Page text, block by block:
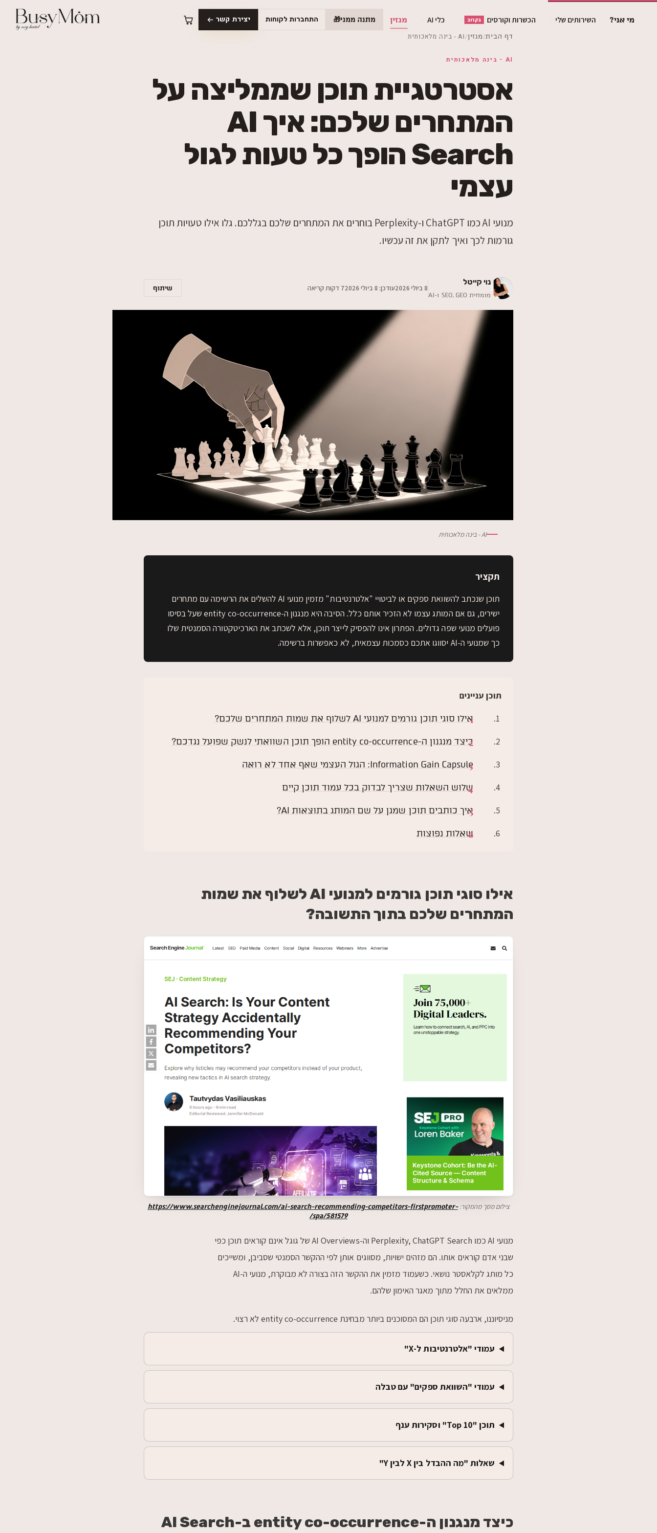
מי אני? השירותים שלי הכשרות וקורסים בקרוב כלי AI מגזין מתנה ממני🎁 התחברות לקוחות יצירת קשר
דף הבית/מגזין/AI - בינה מלאכותית
AI - בינה מלאכותית
אסטרטגיית תוכן שממליצה על
המתחרים שלכם: איך AI
Search הופך כל טעות לגול
עצמי
מנועי AI כמו ChatGPT ו-Perplexity בוחרים את המתחרים שלכם בגללכם. גלו אילו טעויות תוכן
גורמות לכך ואיך לתקן את זה עכשיו.
נוי קייטל
מומחית SEO,‎ GEO ו-AI
8 ביולי 2026 עודכן: 8 ביולי 2026 7 דקות קריאה שיתוף
AI - בינה מלאכותית
תקציר
תוכן שנכתב להשוואת ספקים או לביטויי "אלטרנטיבות" מזמין מנועי AI להשלים את הרשימה עם מתחרים
ישירים, גם אם המותג עצמו לא הזכיר אותם כלל. הסיבה היא מנגנון ה-entity co-occurrence שעל בסיסו
פועלים מנועי שפה גדולים. הפתרון אינו להפסיק לייצר תוכן, אלא לשכתב את הארכיטקטורה הסמנטית שלו
כך שמנועי ה-AI יסווגו אתכם כסמכות עצמאית, לא כאפשרות ברשימה.
תוכן עניינים
אילו סוגי תוכן גורמים למנועי AI לשלוף את שמות המתחרים שלכם?
כיצד מנגנון ה-entity co-occurrence הופך תוכן השוואתי לנשק שפועל נגדכם?
Information Gain Capsule: הגול העצמי שאף אחד לא רואה
שלוש השאלות שצריך לבדוק בכל עמוד תוכן קיים
איך כותבים תוכן שמגן על שם המותג בתוצאות AI?
שאלות נפוצות
אילו סוגי תוכן גורמים למנועי AI לשלוף את שמות
המתחרים שלכם בתוך התשובה?
צילום מסך מהמקור:https://www.searchenginejournal.com/ai-search-recommending-competitors-firstpromoter-
spa/581579/
מנועי AI כמו Perplexity, ChatGPT Search וה-AI Overviews של גוגל אינם קוראים תוכן כפי
שבני אדם קוראים אותו. הם מזהים ישויות, מסווגים אותן לפי ההקשר הסמנטי שסביבן, ומשייכים
כל מותג לקלאסטר נושאי. כשעמוד מזמין את ההקשר הזה בצורה לא מבוקרת, מנועי ה-AI
ממלאים את החלל מתוך מאגר האימון שלהם.
מניסיוננו, ארבעה סוגי תוכן הם המסוכנים ביותר מבחינת entity co-occurrence לא רצוי.
עמודי "אלטרנטיבות ל-X"
עמודי "השוואת ספקים" עם טבלה
תוכן "Top 10" וסקירות ענף
שאלות "מה ההבדל בין X לבין Y"
כיצד מנגנון ה-entity co-occurrence ב-AI Search